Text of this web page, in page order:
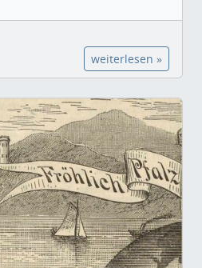
weiterlesen »